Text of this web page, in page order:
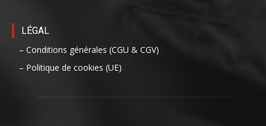
LÉGAL
– Conditions générales (CGU & CGV)
– Politique de cookies (UE)